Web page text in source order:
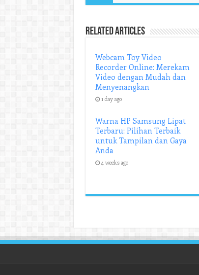
Related Articles
Webcam Toy Video
Recorder Online: Merekam
Video dengan Mudah dan
Menyenangkan
1 day ago
Warna HP Samsung Lipat
Terbaru: Pilihan Terbaik
untuk Tampilan dan Gaya
Anda
4 weeks ago